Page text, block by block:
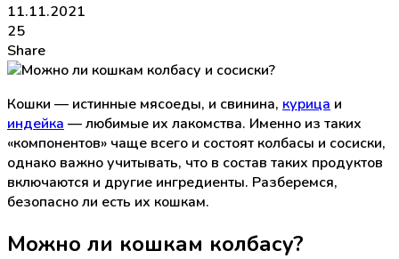
11.11.2021
25
Share
Кошки — истинные мясоеды, и свинина, курица и
индейка — любимые их лакомства. Именно из таких
«компонентов» чаще всего и состоят колбасы и сосиски,
однако важно учитывать, что в состав таких продуктов
включаются и другие ингредиенты. Разберемся,
безопасно ли есть их кошкам.
Можно ли кошкам колбасу?